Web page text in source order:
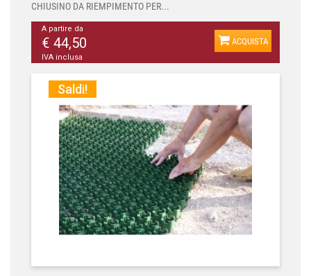
CHIUSINO DA RIEMPIMENTO PER...
A partire da
€ 44,50
IVA inclusa
ACQUISTA
Saldi!